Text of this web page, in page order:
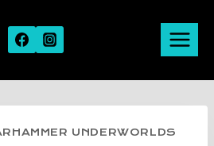
UNDERWORLDS